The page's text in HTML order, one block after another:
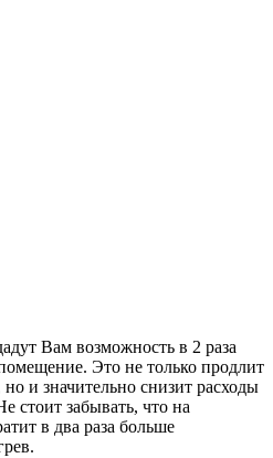
Вам возможность в 2 раза
Это не только продлит
и значительно снизит расходы
стоит забывать, что на
в два раза больше